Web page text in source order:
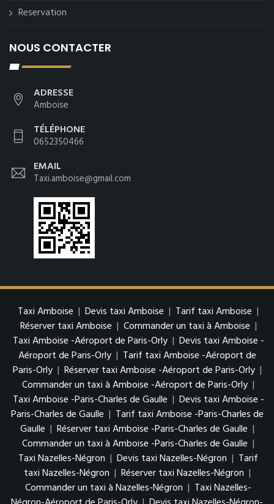
Reservation
NOUS CONTACTER
ADRESSE
Amboise
TÉLÉPHONE
0652350466
EMAIL
Taxi.amboise@gmail.com
Taxi Amboise | Devis taxi Amboise | Tarif taxi Amboise |
Réserver taxi Amboise | Commander un taxi à Amboise |
Taxi Amboise -Aéroport de Paris-Orly | Devis taxi Amboise -
Aéroport de Paris-Orly | Tarif taxi Amboise -Aéroport de
Paris-Orly | Réserver taxi Amboise -Aéroport de Paris-Orly |
Commander un taxi à Amboise -Aéroport de Paris-Orly |
Taxi Amboise -Paris-Charles de Gaulle | Devis taxi Amboise -
Paris-Charles de Gaulle | Tarif taxi Amboise -Paris-Charles de
Gaulle | Réserver taxi Amboise -Paris-Charles de Gaulle |
Commander un taxi à Amboise -Paris-Charles de Gaulle |
Taxi Nazelles-Négron | Devis taxi Nazelles-Négron | Tarif
taxi Nazelles-Négron | Réserver taxi Nazelles-Négron |
Commander un taxi à Nazelles-Négron | Taxi Nazelles-